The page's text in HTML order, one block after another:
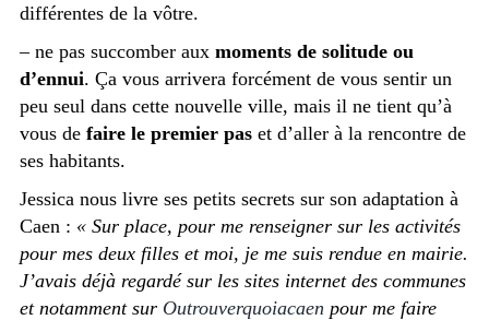
différentes de la vôtre.
– ne pas succomber aux moments de solitude ou
d’ennui. Ça vous arrivera forcément de vous sentir un
peu seul dans cette nouvelle ville, mais il ne tient qu’à
vous de faire le premier paset d’aller à la rencontre de
ses habitants.
Jessica nous livre ses petits secrets sur son adaptation à
Caen : « Sur place, pour me renseigner sur les activités
pour mes deux filles et moi, je me suis rendue en mairie.
J’avais déjà regardé sur les sites internet des communes
et notamment sur Outrouverquoiacaen pour me faire